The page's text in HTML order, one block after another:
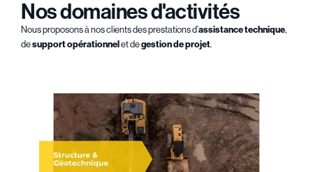
Nos domaines d'activités
Nous proposons à nos clients des prestations d’assistance technique,
desupport opérationnelet degestion de projet.